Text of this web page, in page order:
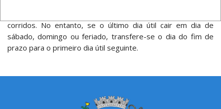
corridos. No entanto, se o último dia útil cair em dia de
sábado, domingo ou feriado, transfere-se o dia do fim de
prazo para o primeiro dia útil seguinte.